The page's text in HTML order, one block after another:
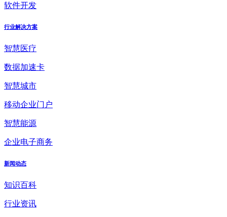
软件开发
行业解决方案
智慧医疗
数据加速卡
智慧城市
移动企业门户
智慧能源
企业电子商务
新闻动态
知识百科
行业资讯